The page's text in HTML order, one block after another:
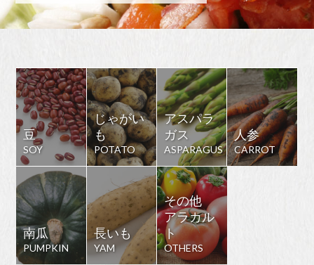
豆
SOY
じゃがい
も
POTATO
アスパラ
ガス
ASPARAGUS
人参
CARROT
南瓜
PUMPKIN
長いも
YAM
その他
アラカル
ト
OTHERS